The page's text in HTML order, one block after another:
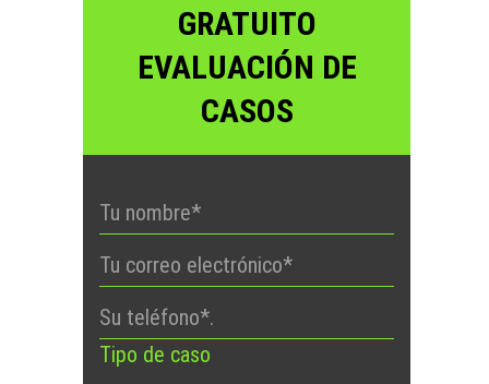
GRATUITO
EVALUACIÓN DE
CASOS
Tipo de caso